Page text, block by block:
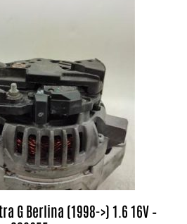
G Berlina (1998->) 1.6 16V –